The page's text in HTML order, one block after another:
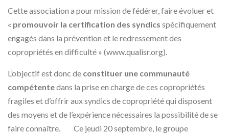
Cette association a pour mission de fédérer, faire évoluer et
« promouvoir la certification des syndics spécifiquement
engagés dans la prévention et le redressement des
copropriétés en difficulté » (www.qualisr.org).
L’objectif est donc de constituer une communauté
compétentedans la prise en charge de ces copropriétés
fragiles et d’offrir aux syndics de copropriété qui disposent
des moyens et de l’expérience nécessaires la possibilité de se
faire connaître. Ce jeudi 20 septembre, le groupe